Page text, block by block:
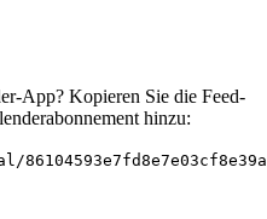
App? Kopieren Sie die Feed-
hinzu: